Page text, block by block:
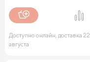
Доступно онлайн, доставка 22
августа